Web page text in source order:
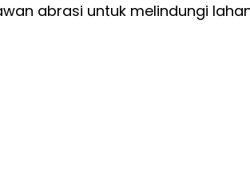
abrasi untuk melindungi